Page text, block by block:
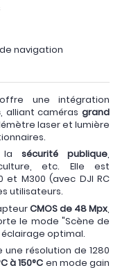
navigation
une intégration
, alliant camérasgrand
laser et lumière
la sécurité publique,
etc. Elle est
M300 (avec DJI RC
utilisateurs.
CMOS de 48 Mpx
le mode "Scène de
éclairage optimal.
résolution de 1280
à 150°C en mode gain